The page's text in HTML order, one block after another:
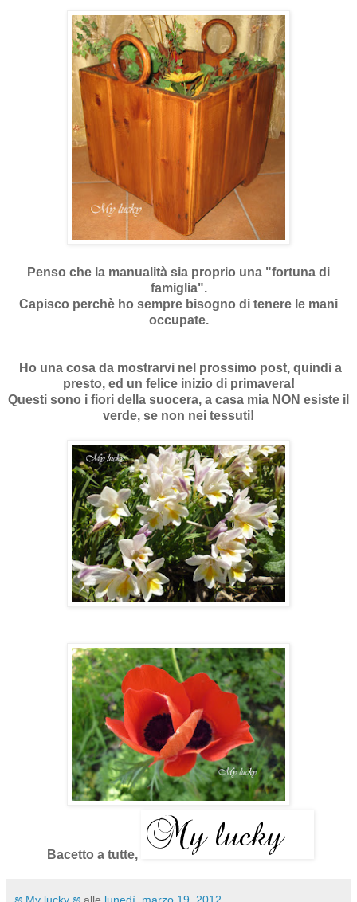
Penso che la manualità sia proprio una "fortuna di
famiglia".
Capisco perchè ho sempre bisogno di tenere le mani
occupate.
Ho una cosa da mostrarvi nel prossimo post, quindi a
presto, ed un felice inizio di primavera!
Questi sono i fiori della suocera, a casa mia NON esiste il
verde, se non nei tessuti!
Bacetto a tutte,